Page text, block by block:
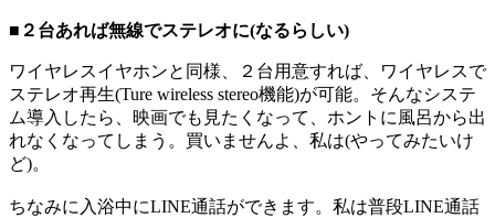
■２台あれば無線でステレオに(なるらしい)
ワイヤレスイヤホンと同様、２台用意すれば、ワイヤレスで
ステレオ再生(Ture wireless stereo機能)が可能。そんなシステ
ム導入したら、映画でも見たくなって、ホントに風呂から出
れなくなってしまう。買いませんよ、私は(やってみたいけ
ど)。
ちなみに入浴中にLINE通話ができます。私は普段LINE通話